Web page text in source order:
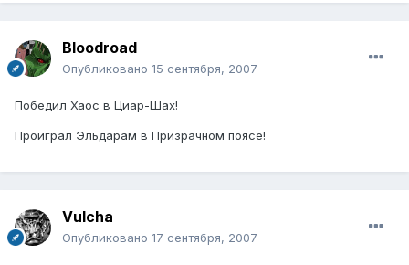
Bloodroad
Опубликовано 15 сентября, 2007
Победил Хаос в Циар-Шах!
Проиграл Эльдарам в Призрачном поясе!
Vulcha
Опубликовано 17 сентября, 2007